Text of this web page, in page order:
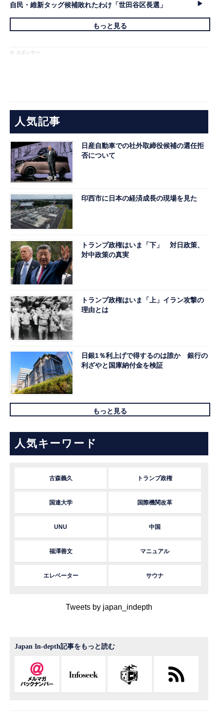
自民・維新タッグ候補敗れたわけ「世田谷区長選」
もっと見る
※ スポンサー
人気記事
日産自動車での社外取締役候補の選任拒
否について
印西市に日本の経済成長の現場を見た
トランプ政権はいま「下」 対日政策、
対中政策の真実
トランプ政権はいま「上」イラン攻撃の
理由とは
日銀1％利上げで得するのは誰か 銀行の
利ざやと国庫納付金を検証
もっと見る
人気キーワード
古森義久 トランプ政権
国連大学 国際機関改革
UNU 中国
福澤善文 マニュアル
エレベーター サウナ
Tweets by japan_indepth
Japan In-depth記事をもっと読む